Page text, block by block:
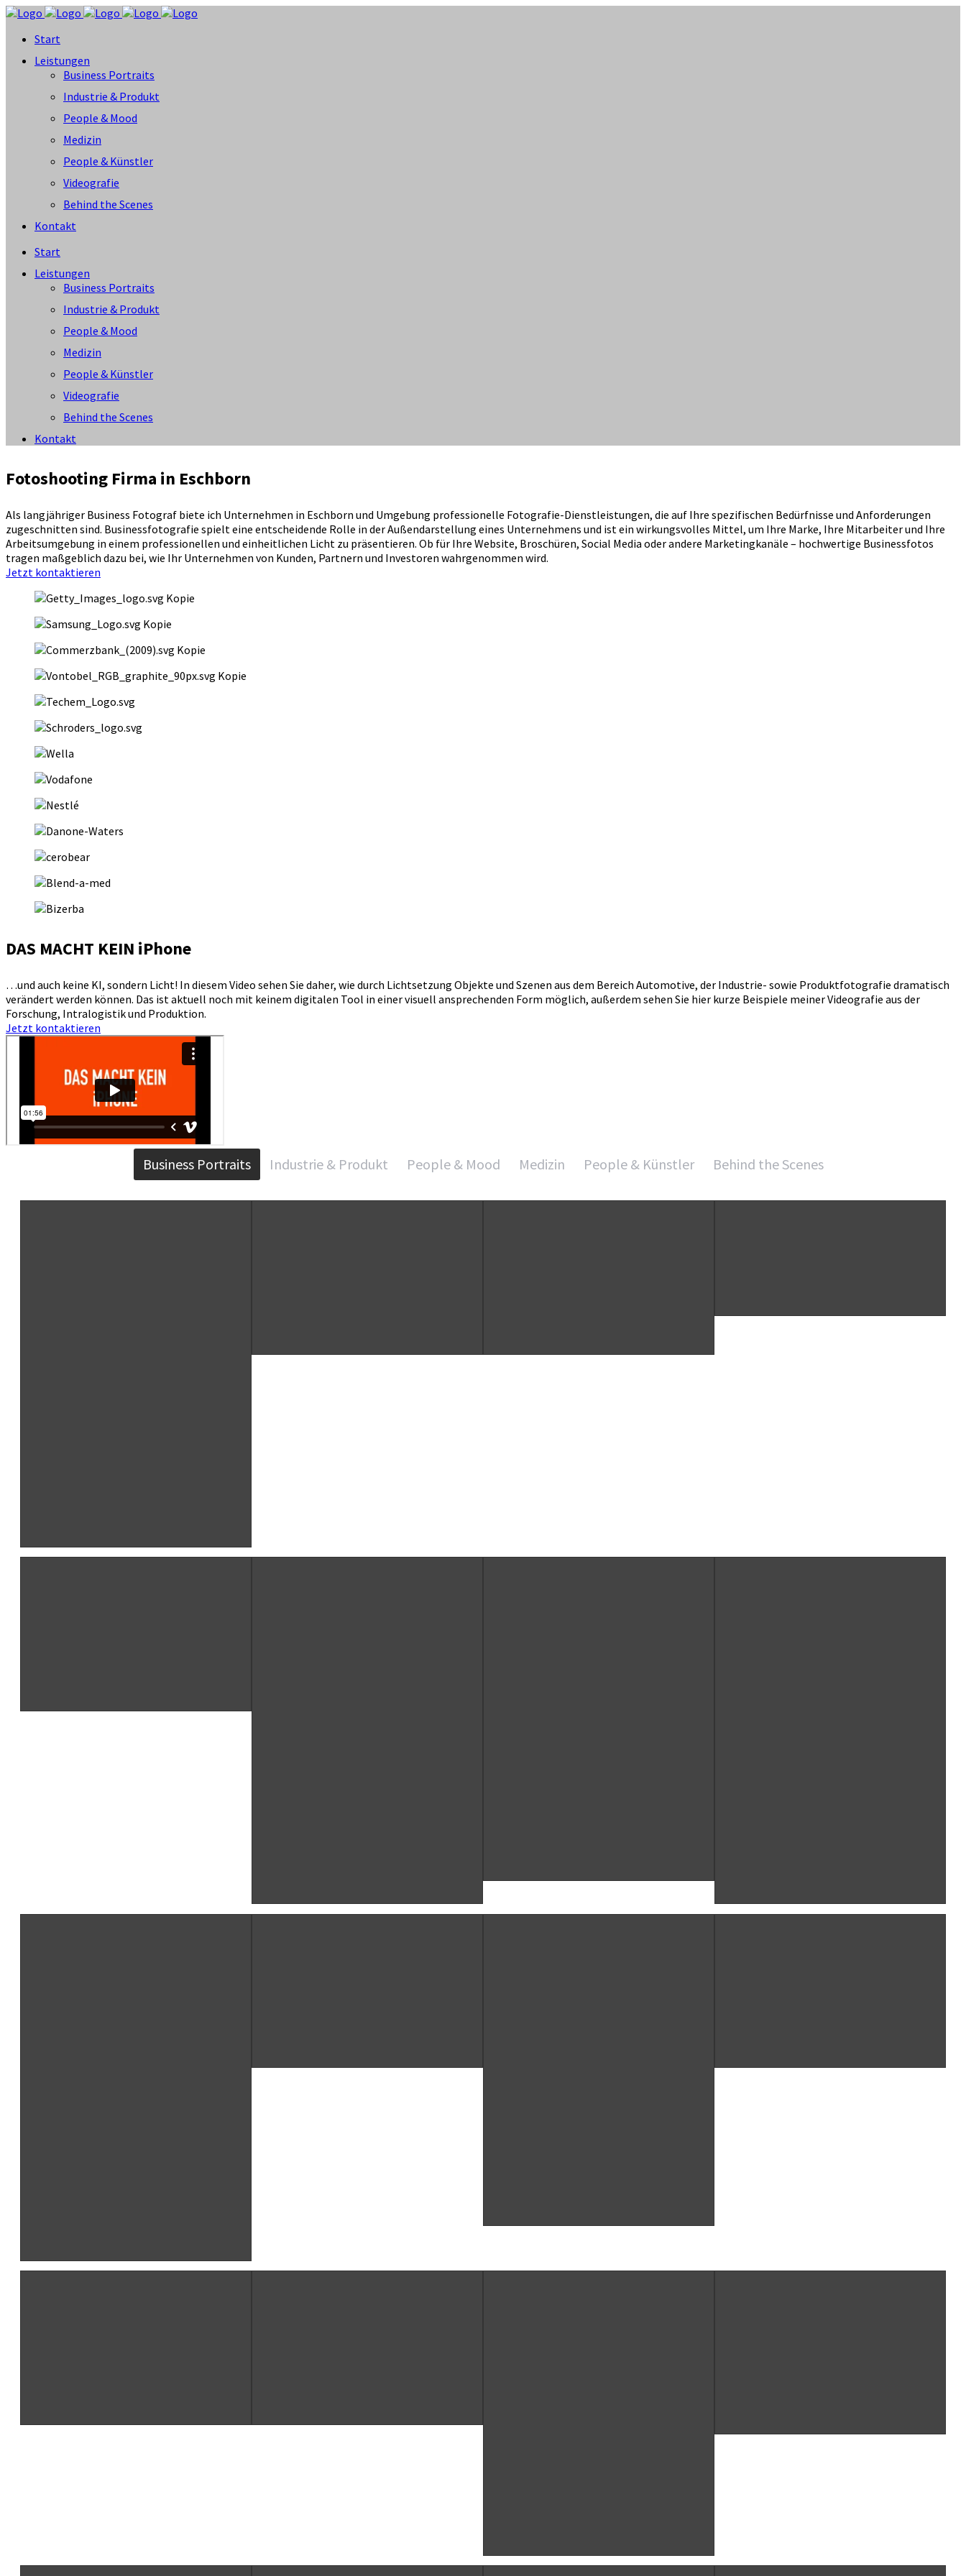
Start
Leistungen
Business Portraits
Industrie & Produkt
People & Mood
Medizin
People & Künstler
Videografie
Behind the Scenes
Kontakt
Start
Leistungen
Business Portraits
Industrie & Produkt
People & Mood
Medizin
People & Künstler
Videografie
Behind the Scenes
Kontakt
Fotoshooting Firma in Eschborn
Als langjähriger Business Fotograf biete ich Unternehmen in Eschborn und Umgebung professionelle Fotografie-Dienstleistungen, die auf Ihre spezifischen Bedürfnisse und Anforderungen
zugeschnitten sind. Businessfotografie spielt eine entscheidende Rolle in der Außendarstellung eines Unternehmens und ist ein wirkungsvolles Mittel, um Ihre Marke, Ihre Mitarbeiter und Ihre
Arbeitsumgebung in einem professionellen und einheitlichen Licht zu präsentieren. Ob für Ihre Website, Broschüren, Social Media oder andere Marketingkanäle – hochwertige Businessfotos
tragen maßgeblich dazu bei, wie Ihr Unternehmen von Kunden, Partnern und Investoren wahrgenommen wird.
Jetzt kontaktieren
DAS MACHT KEIN iPhone
…und auch keine KI, sondern Licht! In diesem Video sehen Sie daher, wie durch Lichtsetzung Objekte und Szenen aus dem Bereich Automotive, der Industrie- sowie Produktfotografie dramatisch
verändert werden können. Das ist aktuell noch mit keinem digitalen Tool in einer visuell ansprechenden Form möglich, außerdem sehen Sie hier kurze Beispiele meiner Videografie aus der
Forschung, Intralogistik und Produktion.
Jetzt kontaktieren
Business Portraits Industrie & Produkt People & Mood Medizin People & Künstler Behind the Scenes